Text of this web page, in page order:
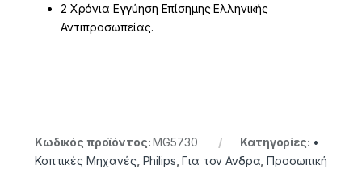
2 Χρόνια Εγγύηση Επίσημης Ελληνικής
Αντιπροσωπείας.
Κωδικός προϊόντος:MG5730 Κατηγορίες: •
Κοπτικές Μηχανές Philips ,Για τον Ανδρα ,Προσωπική